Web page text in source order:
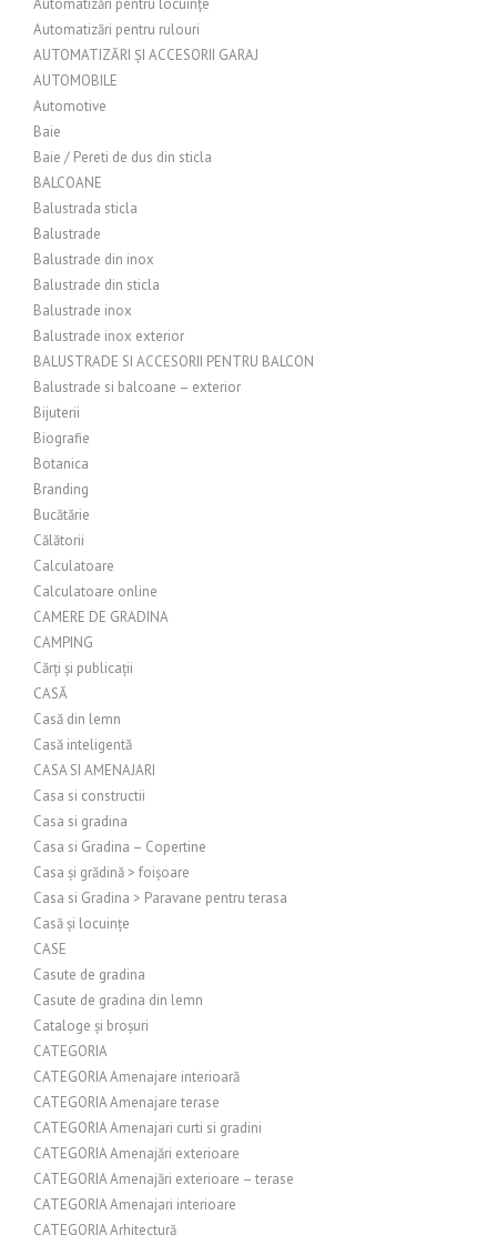
Automatizări pentru locuințe
Automatizări pentru rulouri
AUTOMATIZĂRI ȘI ACCESORII GARAJ
AUTOMOBILE
Automotive
Baie
Baie / Pereti de dus din sticla
BALCOANE
Balustrada sticla
Balustrade
Balustrade din inox
Balustrade din sticla
Balustrade inox
Balustrade inox exterior
BALUSTRADE SI ACCESORII PENTRU BALCON
Balustrade si balcoane – exterior
Bijuterii
Biografie
Botanica
Branding
Bucătărie
Călătorii
Calculatoare
Calculatoare online
CAMERE DE GRADINA
CAMPING
Cărți și publicații
CASĂ
Casă din lemn
Casă inteligentă
CASA SI AMENAJARI
Casa si constructii
Casa si gradina
Casa si Gradina – Copertine
Casa și grădină > foișoare
Casa si Gradina > Paravane pentru terasa
Casă și locuințe
CASE
Casute de gradina
Casute de gradina din lemn
Cataloge și broșuri
CATEGORIA
CATEGORIA Amenajare interioară
CATEGORIA Amenajare terase
CATEGORIA Amenajari curti si gradini
CATEGORIA Amenajări exterioare
CATEGORIA Amenajări exterioare – terase
CATEGORIA Amenajari interioare
CATEGORIA Arhitectură